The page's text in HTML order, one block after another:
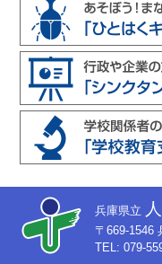
兵庫県立
〒669-1546
TEL: 079-